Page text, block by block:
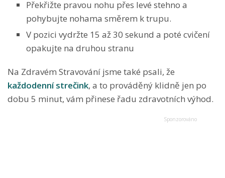
Překřižte pravou nohu přes levé stehno a
pohybujte nohama směrem k trupu.
V pozici vydržte 15 až 30 sekund a poté cvičení
opakujte na druhou stranu
Na Zdravém Stravování jsme také psali, že
každodenní strečink, a to prováděný klidně jen po
dobu 5 minut, vám přinese řadu zdravotních výhod.